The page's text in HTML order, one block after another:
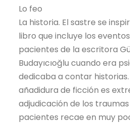
Lo feo
La historia. El sastre se
libro que incluye los
pacientes de la escritora
Budayıcıoğlu cuando era
dedicaba a contar
añadidura de ficción es
adjudicación de los
pacientes recae en muy